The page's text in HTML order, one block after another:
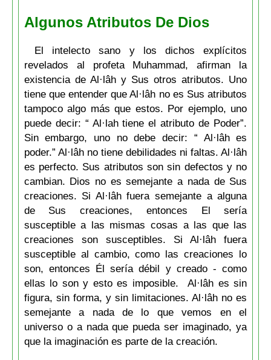
Algunos Atributos De Dios
El intelecto sano y los dichos explícitos
revelados al profeta Muhammad, afirman la
existencia de Al·lâh y Sus otros atributos. Uno
tiene que entender que Al·lâh no es Sus atributos
tampoco algo más que estos. Por ejemplo, uno
puede decir: “ Al·lah tiene el atributo de Poder”.
Sin embargo, uno no debe decir: “ Al·lâh es
poder.” Al·lâh no tiene debilidades ni faltas. Al·lâh
es perfecto. Sus atributos son sin defectos y no
cambian. Dios no es semejante a nada de Sus
creaciones. Si Al·lâh fuera semejante a alguna
de Sus creaciones, entonces El sería
susceptible a las mismas cosas a las que las
creaciones son susceptibles. Si Al·lâh fuera
susceptible al cambio, como las creaciones lo
son, entonces Él sería débil y creado - como
ellas lo son y esto es imposible. Al·lâh es sin
figura, sin forma, y sin limitaciones. Al·lâh no es
semejante a nada de lo que vemos en el
universo o a nada que pueda ser imaginado, ya
que la imaginación es parte de la creación.